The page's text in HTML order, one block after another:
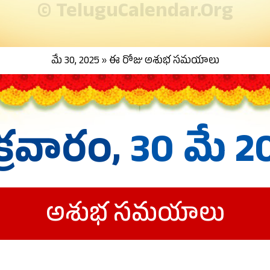
© TeluguCalendar.Org
మే 30, 2025 » ఈ రోజు అశుభ సమయాలు
30 మే
అశుభ సమయాలు